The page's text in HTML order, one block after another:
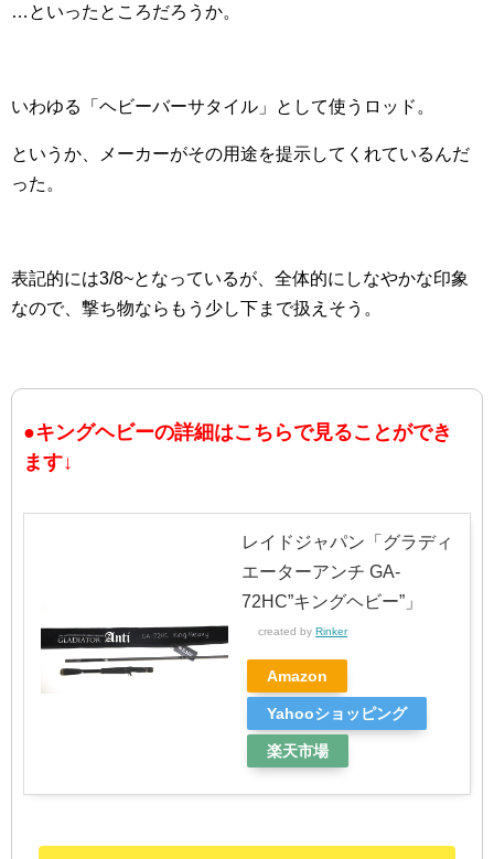
…といったところだろうか。
いわゆる「ヘビーバーサタイル」として使うロッド。
というか、メーカーがその用途を提示してくれているんだ
った。
表記的には3/8~となっているが、全体的にしなやかな印象
なので、撃ち物ならもう少し下まで扱えそう。
●キングヘビーの詳細はこちらで見ることができ
ます↓
レイドジャパン「グラディ
エーターアンチ GA-
72HC”キングヘビー”」
created by Rinker
Amazon
Yahooショッピング
楽天市場